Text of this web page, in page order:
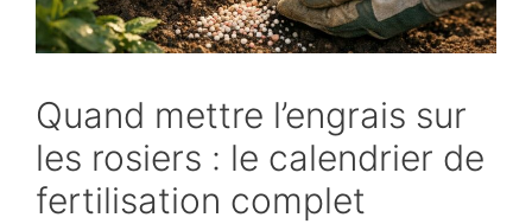
Quand mettre l’engrais sur
les rosiers : le calendrier de
fertilisation complet